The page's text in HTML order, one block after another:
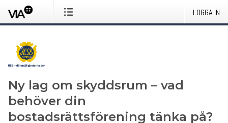
LOGGA IN
Ny lag om skyddsrum – vad
behöver din
bostadsrättsförening tänka på?